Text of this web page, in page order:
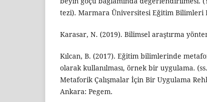
tezi). Marmara Üniversitesi Eğitim Bilimleri
Karasar, N. (2019). Bilimsel araştırma
Kılcan, B. (2017). Eğitim bilimlerinde
olarak kullanılması, örnek bir uygulama.
Metaforik Çalışmalar İçin Bir Uygulama
Ankara: Pegem.